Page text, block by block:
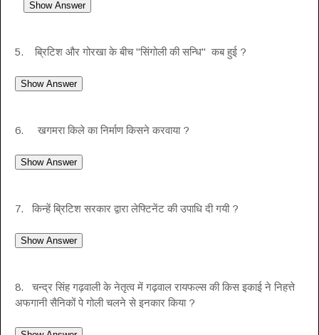
5. ब्रिटिश और गोरखा के बीच "सिंगोली की सन्धि" कब हुई ?
6. खगमरा किले का निर्माण किसने करवाया ?
7. किन्हें ब्रिटिश सरकार द्वारा लेफ्टिनेंट की उपाधि दी गयी ?
8. चन्द्र सिंह गढ़वाली के नेतृत्व में गढ़वाल रायफल्स की किस इकाई ने निहत्ते
अफगानी सैनिकों पे गोली चलने से इनकार किया ?